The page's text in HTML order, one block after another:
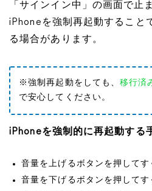
「サインイン中」の画面で止
iPhoneを強制再起動すること
る場合があります。
※強制再起動をしても、移行済
で安心してください。
iPhoneを強制的に再起動する
音量を上げるボタンを押してす
音量を下げるボタンを押してす